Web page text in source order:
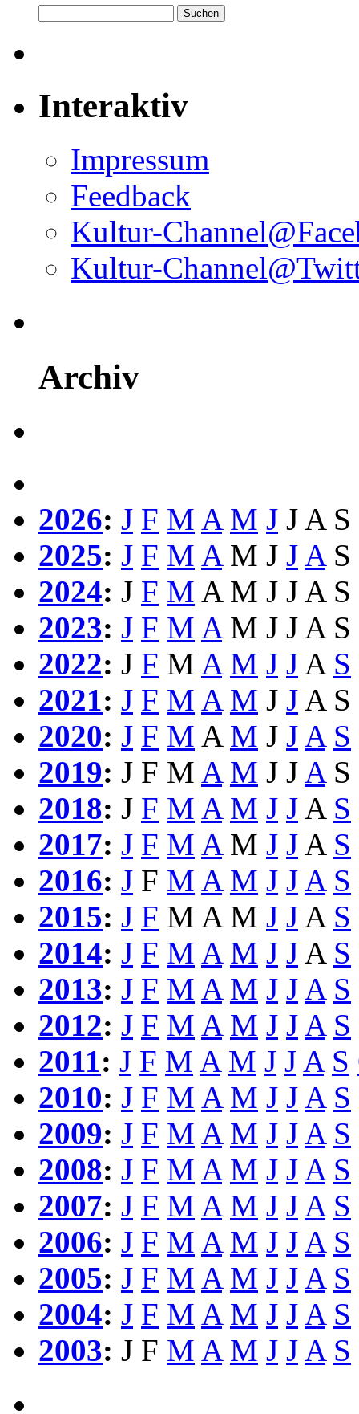
Interaktiv
Impressum
Feedback
Kultur-
Kultur-
Archiv
2026: J F M A M J J A S
2025: J F M A M J J A S
2024: J F M A M J J A S
2023: J F M A M J J A S
2022: J F M A M J J A S
2021: J F M A M J J A S
2020: J F M A M J J A S
2019: J F M A M J J A S
2018: J F M A M J J A S
2017: J F M A M J J A S
2016: J F M A M J J A S
2015: J F M A M J J A S
2014: J F M A M J J A S
2013: J F M A M J J A S
2012: J F M A M J J A S
2011: J F M A M J J A S
2010: J F M A M J J A S
2009: J F M A M J J A S
2008: J F M A M J J A S
2007: J F M A M J J A S
2006: J F M A M J J A S
2005: J F M A M J J A S
2004: J F M A M J J A S
2003: J F M A M J J A S